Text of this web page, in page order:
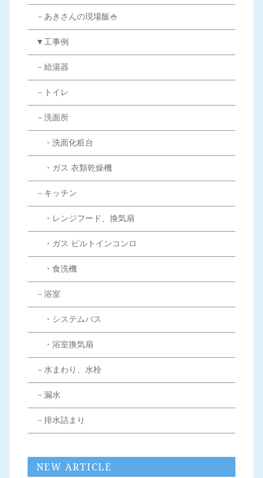
－あきさんの現場飯🍚
▼工事例
－給湯器
－トイレ
－洗面所
・洗面化粧台
・ガス 衣類乾燥機
－キッチン
・レンジフード、換気扇
・ガス ビルトインコンロ
・食洗機
－浴室
・システムバス
・浴室換気扇
－水まわり、水栓
－漏水
－排水詰まり
NEW ARTICLE